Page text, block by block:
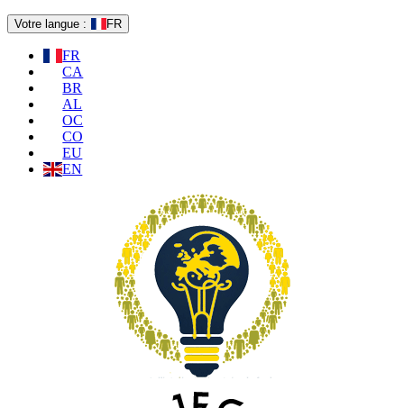
Votre langue : FR
FR
CA
BR
AL
OC
CO
EU
EN